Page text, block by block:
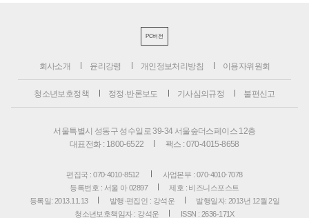
PC버전
회사소개 윤리강령 개인정보처리방침 이용자위원회
청소년보호정책 정정·반론보도 기사심의규정 불편신고
서울특별시 성동구 성수일로 39-34 서울숲더스페이스 12층
대표전화 : 1800-6522
팩스 : 070-4015-8658
편집국 : 070-4010-8512
사업본부 : 070-4010-7078
등록번호 : 서울 아 02897
제호 : 비즈니스포스트
등록일: 2013.11.13
발행·편집인 : 강석운
발행일자: 2013년 12월 2일
청소년보호책임자 : 강석운
ISSN : 2636-171X